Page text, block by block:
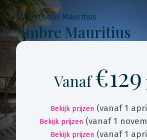
Strandhotel Mauritius
Ambre Mauritius
Vanaf€129
Bekijk prijzen (vanaf 1
Bekijk prijzen (vanaf 1
Bekijk prijzen (vanaf 1